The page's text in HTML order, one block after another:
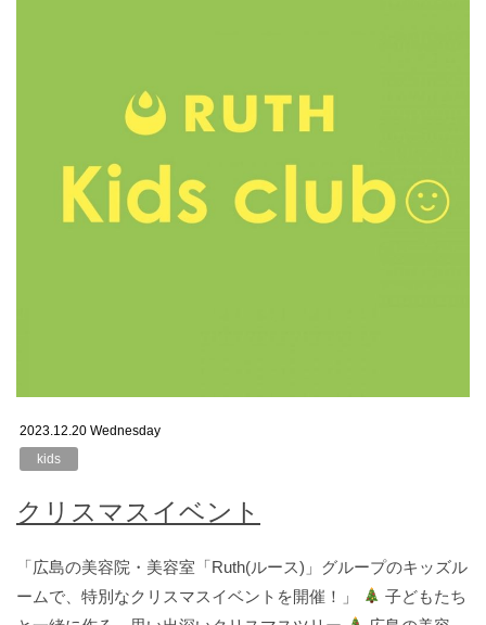
2023.12.20 Wednesday
kids
クリスマスイベント
「広島の美容院・美容室「Ruth(ルース)」グループのキッズル
ームで、特別なクリスマスイベントを開催！」
子どもたち